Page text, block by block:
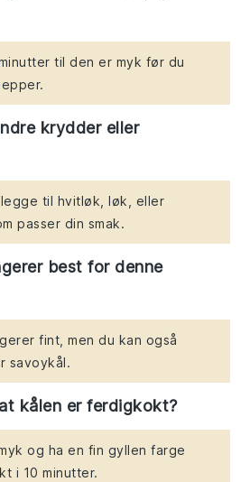
til den er myk før du
krydder eller
til hvitløk, løk, eller
passer din smak.
best for denne
fint, men du kan også
savoykål.
kålen er ferdigkokt?
og ha en fin gyllen farge
i 10 minutter.